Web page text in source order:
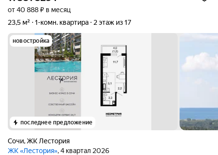
от 40 888 ₽ в месяц
23,5 м²
1-комн. квартира 2 этаж из 17
новостройка
последнее предложение
Сочи,ЖК Лестория
ЖК «Лестория», 4 квартал 2026